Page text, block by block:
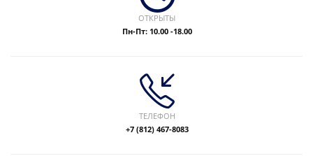
ОТКРЫТЫ
Пн-Пт: 10.00 -18.00
ТЕЛЕФОН
+7 (812) 467-8083